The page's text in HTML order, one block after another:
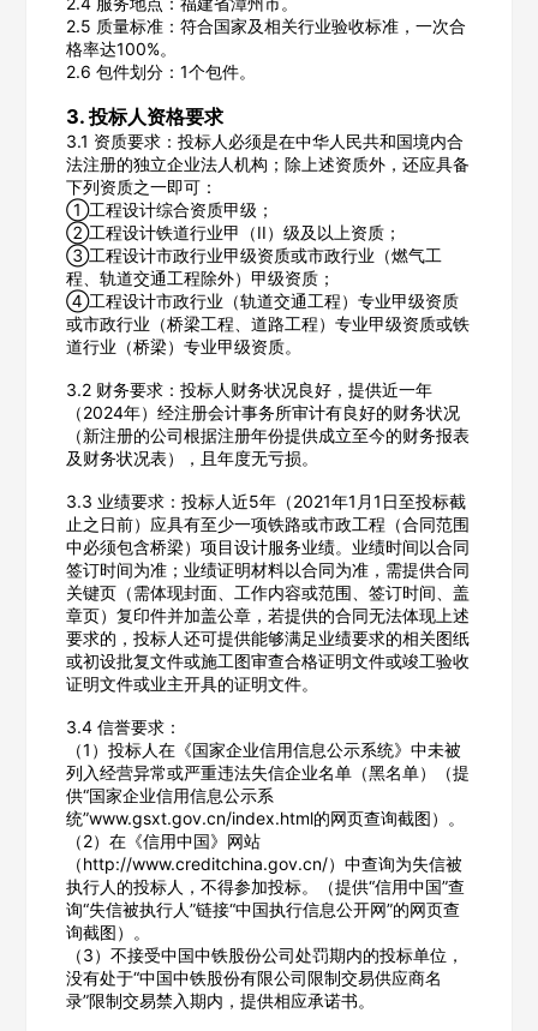
2.5 质量标准：符合国家及相关行业验收标准，一次合
格率达100%。
2.6 包件划分：1个包件。
3. 投标人资格要求
3.1 资质要求：投标人必须是在中华人民共和国境内合
法注册的独立企业法人机构；除上述资质外，还应具备
下列资质之一即可：
①工程设计综合资质甲级；
②工程设计铁道行业甲（II）级及以上资质；
③工程设计市政行业甲级资质或市政行业（燃气工
程、轨道交通工程除外）甲级资质；
④工程设计市政行业（轨道交通工程）专业甲级资质
或市政行业（桥梁工程、道路工程）专业甲级资质或铁
道行业（桥梁）专业甲级资质。
3.2 财务要求：投标人财务状况良好，提供近一年
（2024年）经注册会计事务所审计有良好的财务状况
（新注册的公司根据注册年份提供成立至今的财务报表
及财务状况表），且年度无亏损。
3.3 业绩要求：投标人近5年（2021年1月1日至投标截
止之日前）应具有至少一项铁路或市政工程（合同范围
中必须包含桥梁）项目设计服务业绩。业绩时间以合同
签订时间为准；业绩证明材料以合同为准，需提供合同
关键页（需体现封面、工作内容或范围、签订时间、盖
章页）复印件并加盖公章，若提供的合同无法体现上述
要求的，投标人还可提供能够满足业绩要求的相关图纸
或初设批复文件或施工图审查合格证明文件或竣工验收
证明文件或业主开具的证明文件。
3.4 信誉要求：
（1）投标人在《国家企业信用信息公示系统》中未被
列入经营异常或严重违法失信企业名单（黑名单）（提
供“国家企业信用信息公示系
统”www.gsxt.gov.cn/index.html的网页查询截图）。
（2）在《信用中国》网站
（http://www.creditchina.gov.cn/）中查询为失信被
执行人的投标人，不得参加投标。（提供“信用中国”查
询“失信被执行人”链接“中国执行信息公开网”的网页查
询截图）。
（3）不接受中国中铁股份公司处罚期内的投标单位，
没有处于“中国中铁股份有限公司限制交易供应商名
录”限制交易禁入期内，提供相应承诺书。
欢迎入驻供应商 ဆ
公司名称
公司所在地
请选择省市
经办人
联系方式